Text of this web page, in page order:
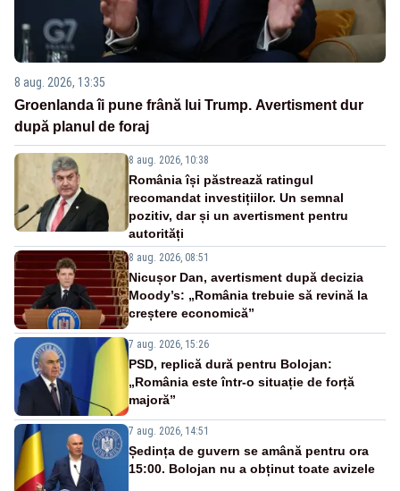
8 aug. 2026, 13:35
Groenlanda îi pune frână lui Trump. Avertisment dur
după planul de foraj
8 aug. 2026, 10:38
România își păstrează ratingul
recomandat investițiilor. Un semnal
pozitiv, dar și un avertisment pentru
autorități
8 aug. 2026, 08:51
Nicușor Dan, avertisment după decizia
Moody’s: „România trebuie să revină la
creștere economică”
7 aug. 2026, 15:26
PSD, replică dură pentru Bolojan:
„România este într-o situație de forță
majoră”
7 aug. 2026, 14:51
Ședința de guvern se amână pentru ora
15:00. Bolojan nu a obținut toate avizele